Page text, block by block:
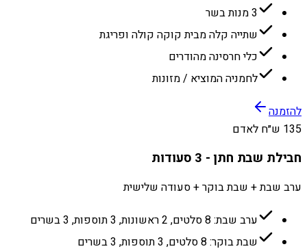
3 מנות בשר
שתייה קלה מבית קוקה קולה ופריגת
כלי חרסינה מהודרים
לחמניה המוציא / מזונות
להזמנה
135 ש״ח לאדם
חבילת שבת חתן - 3 סעודות
ערב שבת + שבת בוקר + סעודה שלישית
ערב שבת: 8 סלטים, 2 ראשונות, 3 תוספות, 3 בשרים
שבת בוקר: 8 סלטים, 3 תוספות, 3 בשרים